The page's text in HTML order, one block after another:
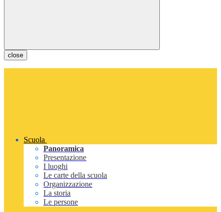
close
Scuola
Panoramica
Presentazione
I luoghi
Le carte della scuola
Organizzazione
La storia
Le persone